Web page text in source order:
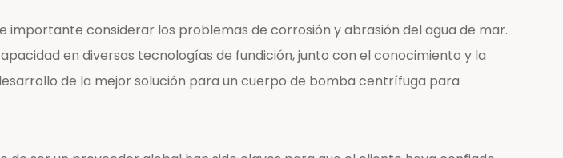
considerar los problemas de corrosión y abrasión del agua de mar.
en diversas tecnologías de fundición, junto con el conocimiento y la
de la mejor solución para un cuerpo de bomba centrífuga para